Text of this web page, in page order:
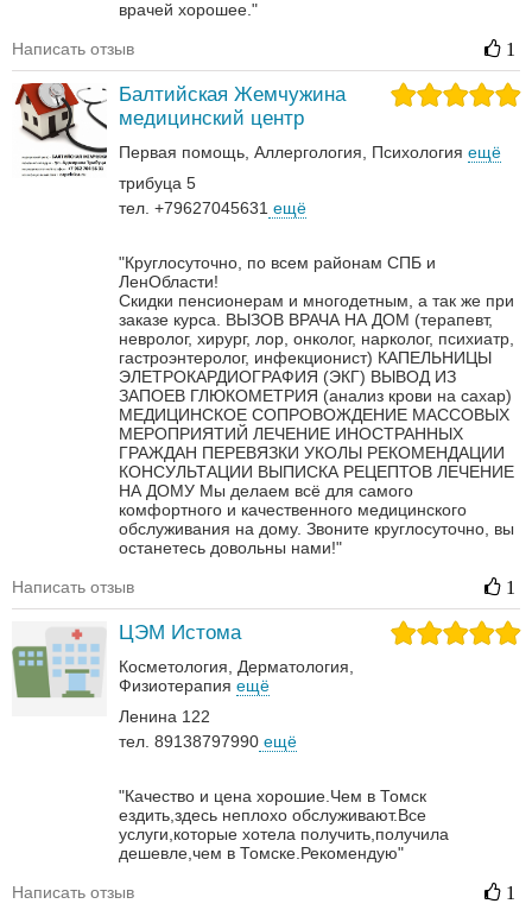
врачей хорошее."
Написать отзыв 1
Балтийская Жемчужина
медицинский центр
Первая помощь Аллергология Психология ещё
трибуца 5
тел. +79627045631 ещё
"Круглосуточно, по всем районам СПБ и
ЛенОбласти!
Скидки пенсионерам и многодетным, а так же при
заказе курса. ВЫЗОВ ВРАЧА НА ДОМ (терапевт,
невролог, хирург, лор, онколог, нарколог, психиатр,
гастроэнтеролог, инфекционист) КАПЕЛЬНИЦЫ
ЭЛЕТРОКАРДИОГРАФИЯ (ЭКГ) ВЫВОД ИЗ
ЗАПОЕВ ГЛЮКОМЕТРИЯ (анализ крови на сахар)
МЕДИЦИНСКОЕ СОПРОВОЖДЕНИЕ МАССОВЫХ
МЕРОПРИЯТИЙ ЛЕЧЕНИЕ ИНОСТРАННЫХ
ГРАЖДАН ПЕРЕВЯЗКИ УКОЛЫ РЕКОМЕНДАЦИИ
КОНСУЛЬТАЦИИ ВЫПИСКА РЕЦЕПТОВ ЛЕЧЕНИЕ
НА ДОМУ Мы делаем всё для самого
комфортного и качественного медицинского
обслуживания на дому. Звоните круглосуточно, вы
останетесь довольны нами!"
Написать отзыв 1
ЦЭМ Истома
Косметология Дерматология‎
Физиотерапия ещё
Ленина 122
тел. 89138797990 ещё
"Качество и цена хорошие.Чем в Томск
ездить,здесь неплохо обслуживают.Все
услуги,которые хотела получить,получила
дешевле,чем в Томске.Рекомендую"
Написать отзыв 1